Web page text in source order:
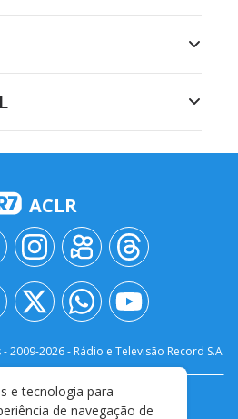
ACLR
2009-2026- Rádio e Televisão Record S.A
CONOSCO
PRIVACIDADE
e tecnologia para
de navegação de